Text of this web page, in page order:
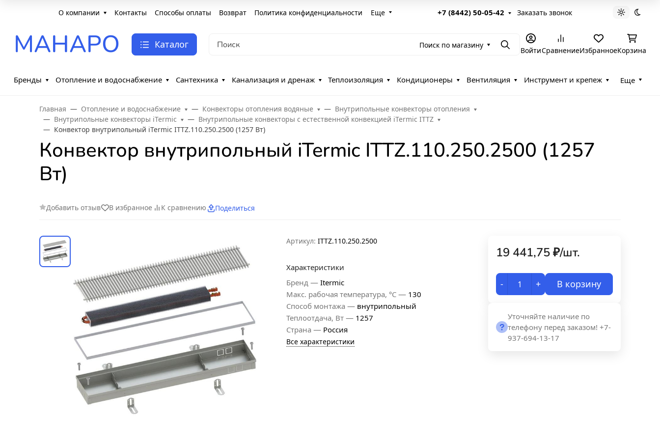
О компании Контакты Способы оплаты Возврат Политика конфиденциальности Еще +7 (8442) 50-05-42 Заказать звонок Светлая
МАНАРО Каталог Поиск по магазину ПоискВойтиСравнениеИзбранноеКорзина
Бренды Отопление и водоснабжение Сантехника Канализация и дренаж Теплоизоляция Кондиционеры Вентиляция Инструмент и крепеж Еще
Главная Отопление и водоснабжение Конвекторы отопления водяные
Внутрипольные конвекторы отопления
Внутрипольные конвекторы iTermic
Внутрипольные конвекторы с естественной конвекцией iTermic ITTZ
Конвектор внутрипольный iTermic ITTZ.110.250.2500 (1257 Вт)
Конвектор внутрипольный iTermic ITTZ.110.250.2500 (1257
Вт)
Добавить отзыв В избранное К сравнению Поделиться
Артикул: ITTZ.110.250.2500
Характеристики
Бренд — Itermic
Макс. рабочая температура, °С — 130
Способ монтажа — внутрипольный
Теплоотдача, Вт — 1257
Страна — Россия
Все характеристики
19 441,75₽/шт.
- + В корзину
Уточняйте наличие по
телефону перед заказом! +7-
937-694-13-17